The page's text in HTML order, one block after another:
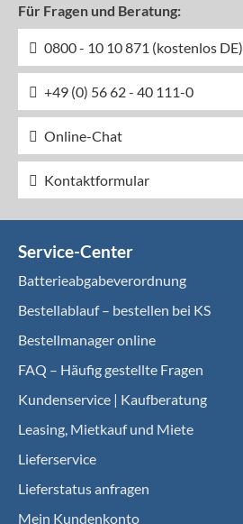
Für Fragen und Beratung:
0800 - 10 10 871 (kostenlos DE)
+49 (0) 56 62 - 40 111-0
Online-Chat
Kontaktformular
Service-Center
Batterieabgabeverordnung
Bestellablauf – bestellen bei KS
Bestellmanager online
FAQ – Häufig gestellte Fragen
Kundenservice | Kaufberatung
Leasing, Mietkauf und Miete
Lieferservice
Lieferstatus anfragen
Mein Kundenkonto